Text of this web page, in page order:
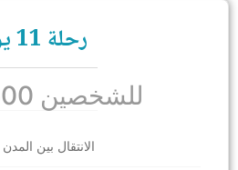
رحلة 11 يوم
للشخصين 9500
الانتقال بين المدن